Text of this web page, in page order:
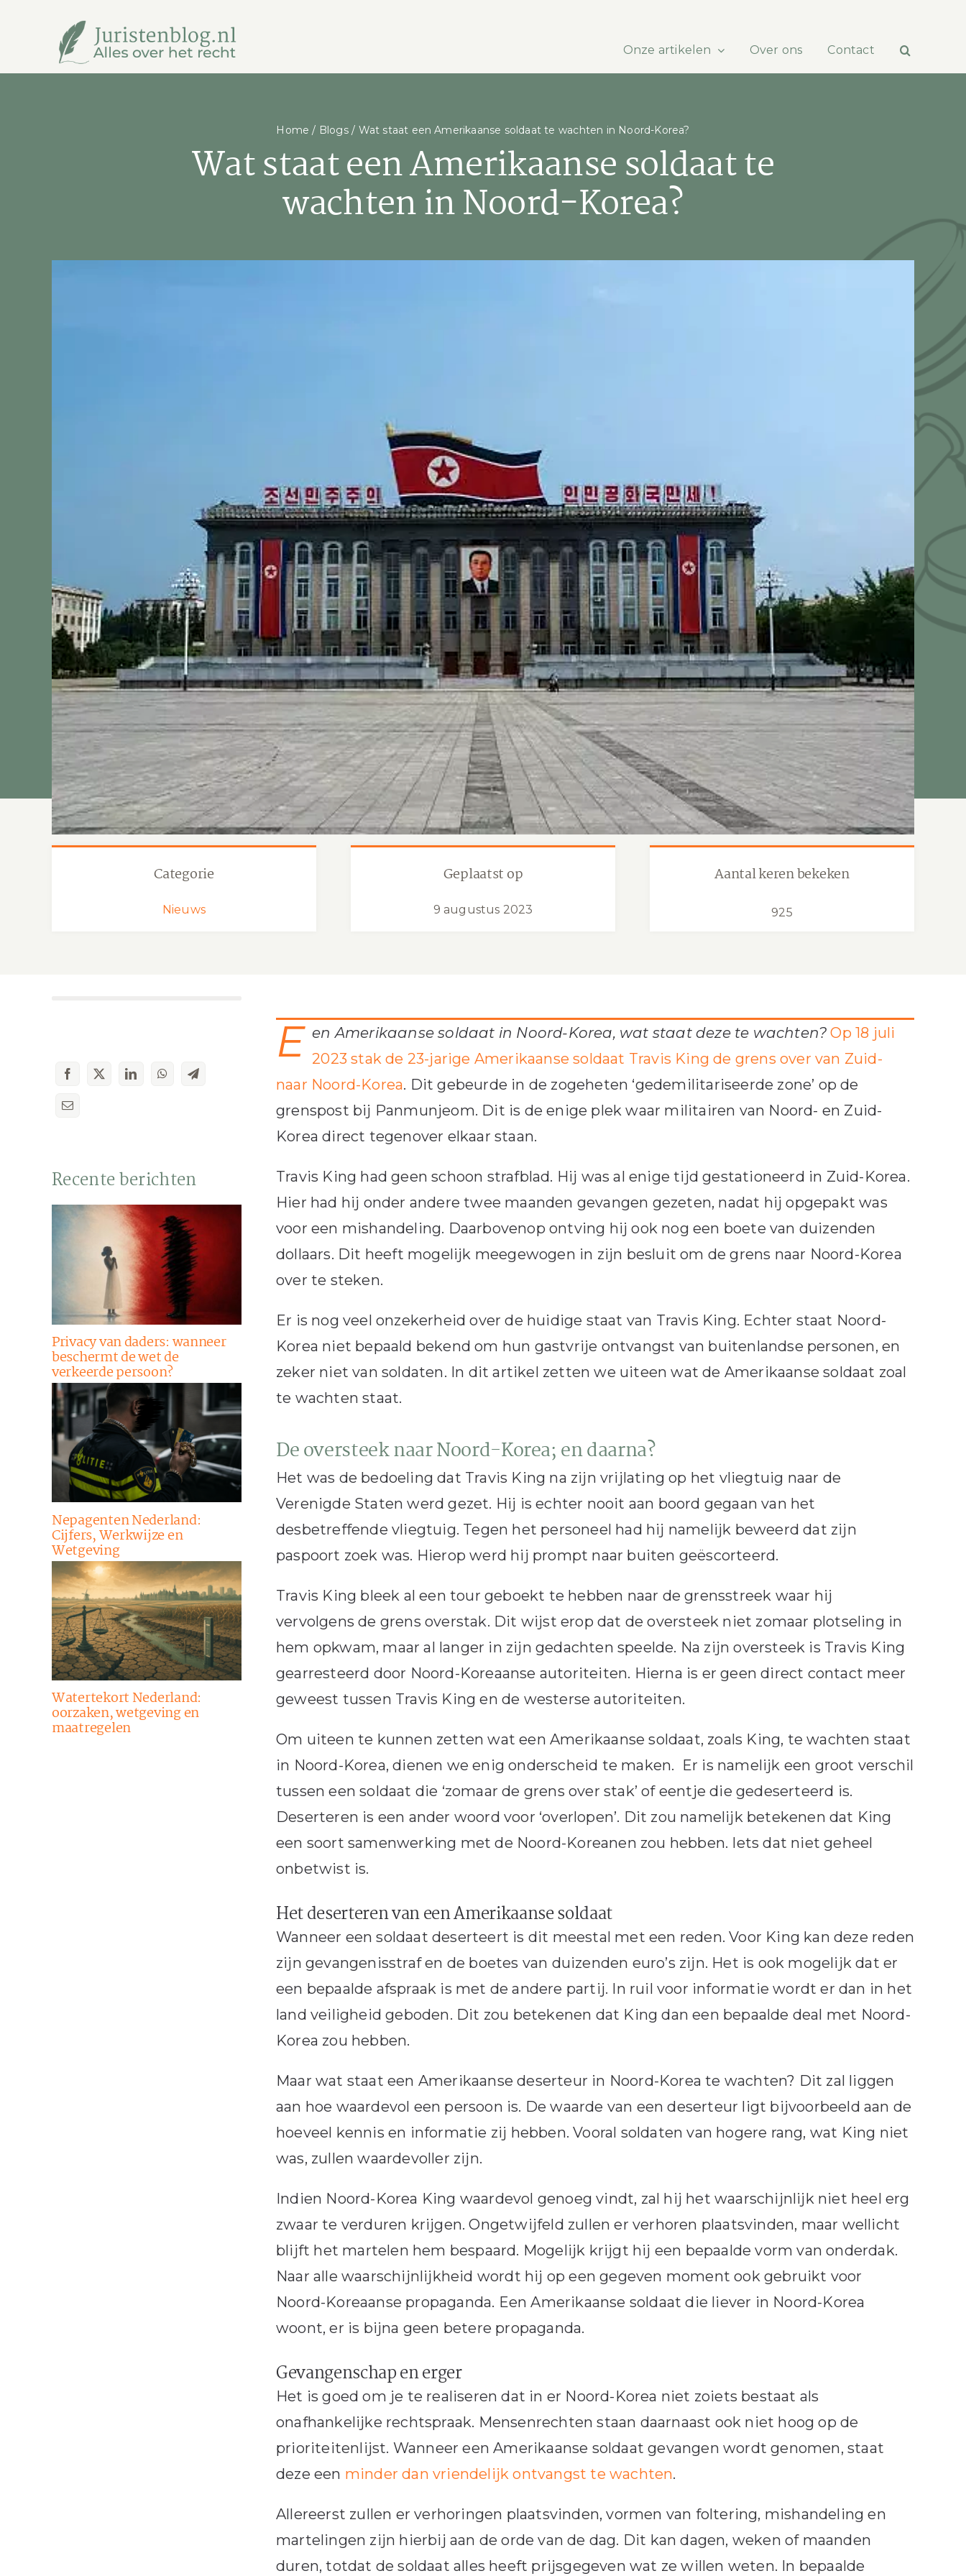
Onze artikelen Over ons Contact
Home / Blogs/ Wat staat een Amerikaanse soldaat te wachten in Noord-Korea?
Wat staat een Amerikaanse soldaat te
wachten in Noord-Korea?
Categorie
Nieuws
Geplaatst op
9 augustus 2023
Aantal keren bekeken
925
Recente berichten
Privacy van daders: wanneer
beschermt de wet de
verkeerde persoon?
Nepagenten Nederland:
Cijfers, Werkwijze en
Wetgeving
Watertekort Nederland:
oorzaken, wetgeving en
maatregelen
E en Amerikaanse soldaat in Noord-Korea, wat staat deze te wachten? Op 18 juli
2023 stak de 23-jarige Amerikaanse soldaat Travis King de grens over van Zuid-
naar Noord-Korea. Dit gebeurde in de zogeheten ‘gedemilitariseerde zone’ op de
grenspost bij Panmunjeom. Dit is de enige plek waar militairen van Noord- en Zuid-
Korea direct tegenover elkaar staan.
Travis King had geen schoon strafblad. Hij was al enige tijd gestationeerd in Zuid-Korea.
Hier had hij onder andere twee maanden gevangen gezeten, nadat hij opgepakt was
voor een mishandeling. Daarbovenop ontving hij ook nog een boete van duizenden
dollaars. Dit heeft mogelijk meegewogen in zijn besluit om de grens naar Noord-Korea
over te steken.
Er is nog veel onzekerheid over de huidige staat van Travis King. Echter staat Noord-
Korea niet bepaald bekend om hun gastvrije ontvangst van buitenlandse personen, en
zeker niet van soldaten. In dit artikel zetten we uiteen wat de Amerikaanse soldaat zoal
te wachten staat.
De oversteek naar Noord-Korea; en daarna?
Het was de bedoeling dat Travis King na zijn vrijlating op het vliegtuig naar de
Verenigde Staten werd gezet. Hij is echter nooit aan boord gegaan van het
desbetreffende vliegtuig. Tegen het personeel had hij namelijk beweerd dat zijn
paspoort zoek was. Hierop werd hij prompt naar buiten geëscorteerd.
Travis King bleek al een tour geboekt te hebben naar de grensstreek waar hij
vervolgens de grens overstak. Dit wijst erop dat de oversteek niet zomaar plotseling in
hem opkwam, maar al langer in zijn gedachten speelde. Na zijn oversteek is Travis King
gearresteerd door Noord-Koreaanse autoriteiten. Hierna is er geen direct contact meer
geweest tussen Travis King en de westerse autoriteiten.
Om uiteen te kunnen zetten wat een Amerikaanse soldaat, zoals King, te wachten staat
in Noord-Korea, dienen we enig onderscheid te maken. Er is namelijk een groot verschil
tussen een soldaat die ‘zomaar de grens over stak’ of eentje die gedeserteerd is.
Deserteren is een ander woord voor ‘overlopen’. Dit zou namelijk betekenen dat King
een soort samenwerking met de Noord-Koreanen zou hebben. Iets dat niet geheel
onbetwist is.
Het deserteren van een Amerikaanse soldaat
Wanneer een soldaat deserteert is dit meestal met een reden. Voor King kan deze reden
zijn gevangenisstraf en de boetes van duizenden euro’s zijn. Het is ook mogelijk dat er
een bepaalde afspraak is met de andere partij. In ruil voor informatie wordt er dan in het
land veiligheid geboden. Dit zou betekenen dat King dan een bepaalde deal met Noord-
Korea zou hebben.
Maar wat staat een Amerikaanse deserteur in Noord-Korea te wachten? Dit zal liggen
aan hoe waardevol een persoon is. De waarde van een deserteur ligt bijvoorbeeld aan de
hoeveel kennis en informatie zij hebben. Vooral soldaten van hogere rang, wat King niet
was, zullen waardevoller zijn.
Indien Noord-Korea King waardevol genoeg vindt, zal hij het waarschijnlijk niet heel erg
zwaar te verduren krijgen. Ongetwijfeld zullen er verhoren plaatsvinden, maar wellicht
blijft het martelen hem bespaard. Mogelijk krijgt hij een bepaalde vorm van onderdak.
Naar alle waarschijnlijkheid wordt hij op een gegeven moment ook gebruikt voor
Noord-Koreaanse propaganda. Een Amerikaanse soldaat die liever in Noord-Korea
woont, er is bijna geen betere propaganda.
Gevangenschap en erger
Het is goed om je te realiseren dat in er Noord-Korea niet zoiets bestaat als
onafhankelijke rechtspraak. Mensenrechten staan daarnaast ook niet hoog op de
prioriteitenlijst. Wanneer een Amerikaanse soldaat gevangen wordt genomen, staat
deze een minder dan vriendelijk ontvangst te wachten.
Allereerst zullen er verhoringen plaatsvinden, vormen van foltering, mishandeling en
martelingen zijn hierbij aan de orde van de dag. Dit kan dagen, weken of maanden
duren, totdat de soldaat alles heeft prijsgegeven wat ze willen weten. In bepaalde